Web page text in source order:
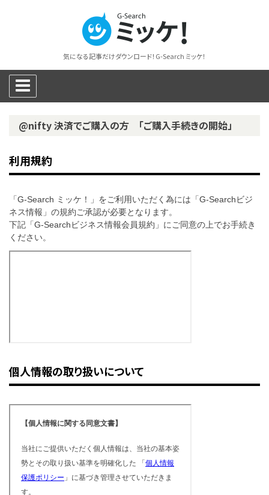
気になる記事だけダウンロード！G-Search ミッケ！
@nifty 決済でご購入の方 「ご購入手続きの開始」
利用規約
「G-Search ミッケ！」をご利用いただく為には「G-Searchビジ
ネス情報」の規約ご承認が必要となります。
下記「G-Searchビジネス情報会員規約」にご同意の上でお手続き
ください。
個人情報の取り扱いについて